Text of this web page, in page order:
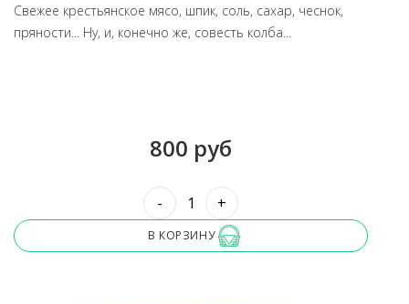
Свежее крестьянское мясо, шпик, соль, сахар, чеснок,
пряности... Ну, и, конечно же, совесть колба...
800 руб
- +
В КОРЗИНУ